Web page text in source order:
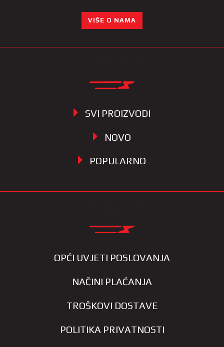
VIŠE O NAMA
SVI PROIZVODI
NOVO
POPULARNO
OPĆI UVJETI POSLOVANJA
NAČINI PLAĆANJA
TROŠKOVI DOSTAVE
POLITIKA PRIVATNOSTI